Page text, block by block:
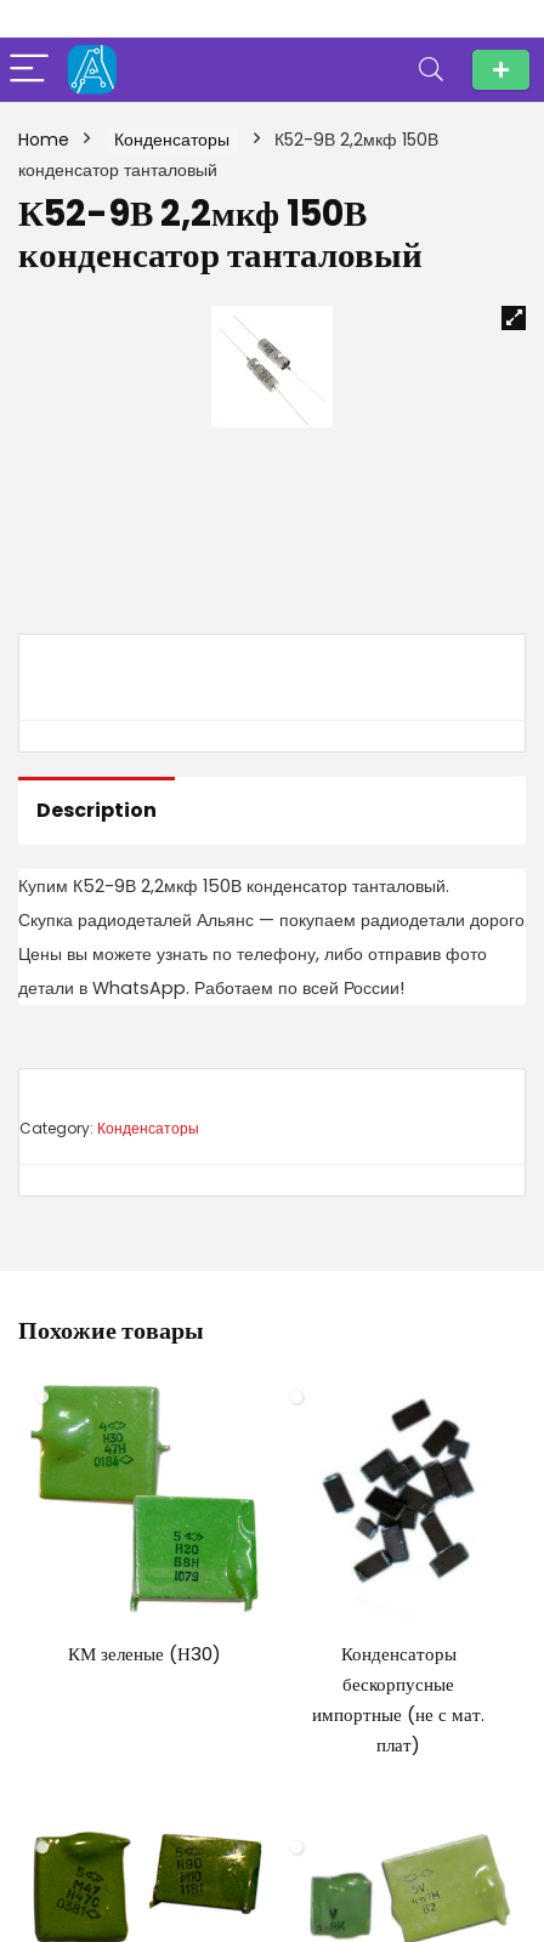
Home Конденсаторы
К52-9В 2,2мкф 150В
конденсатор танталовый
К52-9В 2,2мкф 150В
конденсатор танталовый
Description
Купим К52-9В 2,2мкф 150В конденсатор танталовый.
Скупка радиодеталей Альянс — покупаем радиодетали дорого
Цены вы можете узнать по телефону, либо отправив фото
детали в WhatsApp. Работаем по всей России!
Category: Конденсаторы
Похожие товары
КМ зеленые (Н30)
Конденсаторы
бескорпусные
импортные (не с мат.
плат)